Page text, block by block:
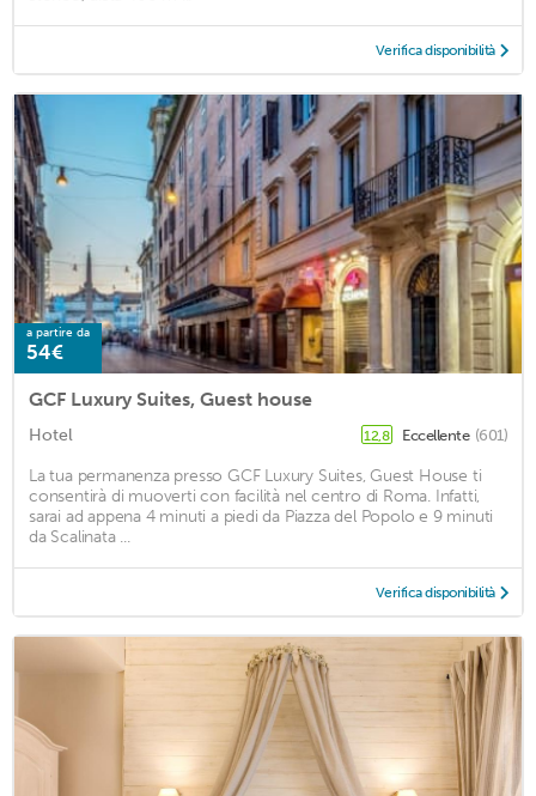
Verifica disponibilità
a partire da
54€
GCF Luxury Suites, Guest house
Hotel 12,8 Eccellente (601)
La tua permanenza presso GCF Luxury Suites, Guest House ti
consentirà di muoverti con facilità nel centro di Roma. Infatti,
sarai ad appena 4 minuti a piedi da Piazza del Popolo e 9 minuti
da Scalinata ...
Verifica disponibilità